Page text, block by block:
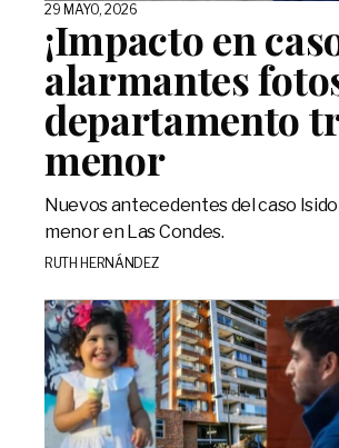
29 MAYO, 2026
¡Impacto en
alarmantes
departamento
menor
Nuevos antecedentes del caso
menor en Las Condes.
RUTH HERNÁNDEZ